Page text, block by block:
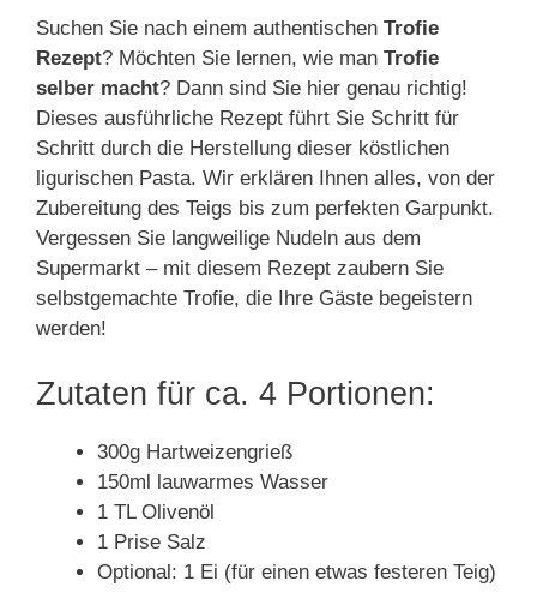
Suchen Sie nach einem authentischen Trofie
Rezept? Möchten Sie lernen, wie man Trofie
selber macht? Dann sind Sie hier genau richtig!
Dieses ausführliche Rezept führt Sie Schritt für
Schritt durch die Herstellung dieser köstlichen
ligurischen Pasta. Wir erklären Ihnen alles, von der
Zubereitung des Teigs bis zum perfekten Garpunkt.
Vergessen Sie langweilige Nudeln aus dem
Supermarkt – mit diesem Rezept zaubern Sie
selbstgemachte Trofie, die Ihre Gäste begeistern
werden!
Zutaten für ca. 4 Portionen:
300g Hartweizengrieß
150ml lauwarmes Wasser
1 TL Olivenöl
1 Prise Salz
Optional: 1 Ei (für einen etwas festeren Teig)